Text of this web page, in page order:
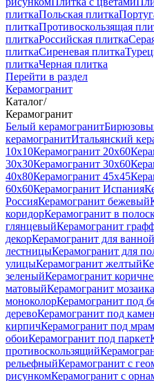
плиткаПольская плитка
плиткаПротивоскользящая
плиткаРоссийская плитка
плиткаСиреневая плитка
плиткаЧерная плитка
Перейти в раздел
Керамогранит
Каталог/
Керамогранит
Белый керамогранит
керамогранитИтальянский
10x10Керамогранит 20x60
30x30Керамогранит 30x60
40x80Керамогранит 45x45
60x60Керамогранит Испания
РоссияКерамогранит бежевый
коридорКерамогранит в
глянцевыйКерамогранит
декорКерамогранит для ванной
лестницыКерамогранит для
улицыКерамогранит желтый
зеленыйКерамогранит
матовыйКерамогранит мозаика
моноколорКерамогранит под
деревоКерамогранит под
кирпичКерамогранит под
обоиКерамогранит под паркет
противоскользящий
рельефныйКерамогранит с
рисункомКерамогранит с